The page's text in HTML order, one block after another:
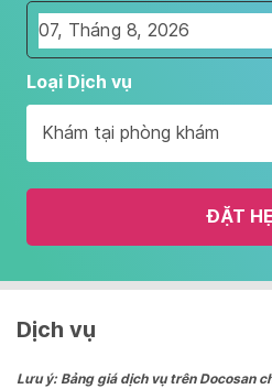
Navigate
forward
interact
with
the
and
date.
the
Loại Dịch vụ
Khám tại phòng khám
ĐẶT
Dịch vụ
Lưu ý: Bảng giá dịch vụ trên Docosan